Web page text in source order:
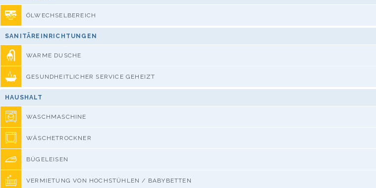
ÖLWECHSELBEREICH
SANITÄREINRICHTUNGEN
WARME DUSCHE
GESUNDHEITLICHER SERVICE GEHEIZT
HAUSHALT
WASCHMASCHINE
WÄSCHETROCKNER
BÜGELEISEN
VERMIETUNG VON HOCHSTÜHLEN / BABYBETTEN